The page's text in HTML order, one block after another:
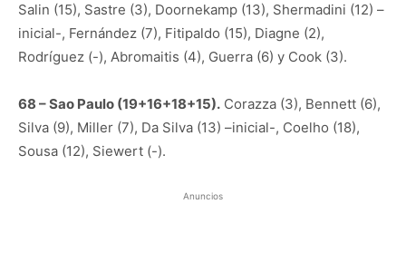
Salin (15), Sastre (3), Doornekamp (13), Shermadini (12) –
inicial-, Fernández (7), Fitipaldo (15), Diagne (2),
Rodríguez (-), Abromaitis (4), Guerra (6) y Cook (3).
68 – Sao Paulo (19+16+18+15). Corazza (3), Bennett (6),
Silva (9), Miller (7), Da Silva (13) –inicial-, Coelho (18),
Sousa (12), Siewert (-).
Anuncios